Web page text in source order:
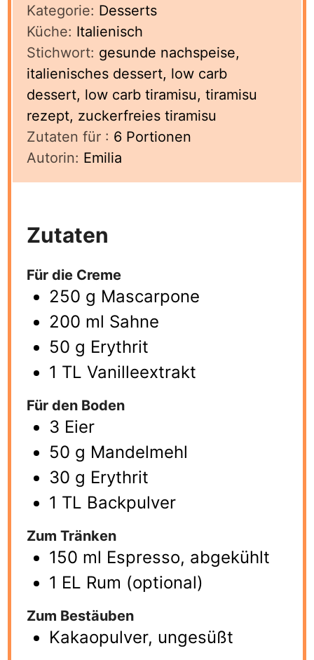
Kategorie: Desserts
Küche: Italienisch
Stichwort: gesunde nachspeise,
italienisches dessert, low carb
dessert, low carb tiramisu, tiramisu
rezept, zuckerfreies tiramisu
Zutaten für : 6 Portionen
Autorin: Emilia
Zutaten
Für die Creme
250 g Mascarpone
200 ml Sahne
50 g Erythrit
1 TL Vanilleextrakt
Für den Boden
3 Eier
50 g Mandelmehl
30 g Erythrit
1 TL Backpulver
Zum Tränken
150 ml Espresso, abgekühlt
1 EL Rum (optional)
Zum Bestäuben
Kakaopulver, ungesüßt